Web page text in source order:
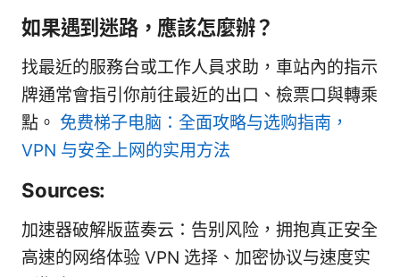
如果遇到迷路，應該怎麼辦？
找最近的服務台或工作人員求助，車站內的指示
牌通常會指引你前往最近的出口、檢票口與轉乘
點。 免费梯子电脑：全面攻略与选购指南，
VPN 与安全上网的实用方法
Sources:
加速器破解版蓝奏云：告别风险，拥抱真正安全
高速的网络体验 VPN 选择、加密协议与速度实